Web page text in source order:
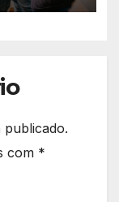
publicado.
com *